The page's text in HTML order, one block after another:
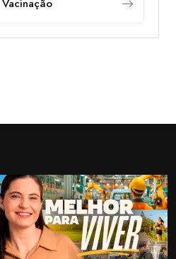
Vacinação